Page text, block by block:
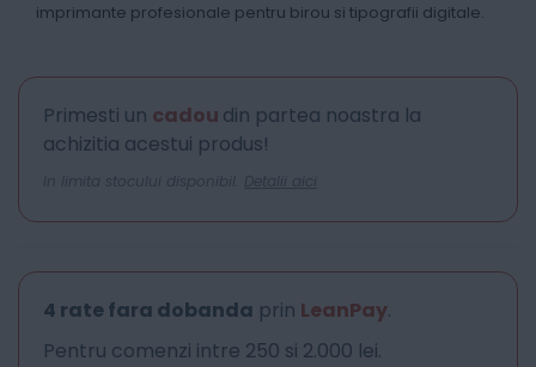
imprimante profesionale pentru birou si tipografii digitale.
Primesti un cadou din partea noastra la
achizitia acestui produs!
In limita stocului disponibil. Detalii aici
4 rate fara dobanda prin LeanPay.
Pentru comenzi intre 250 si 2.000 lei.